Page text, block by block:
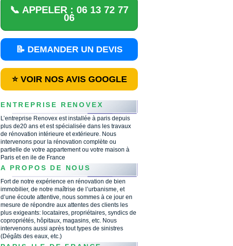
📞 APPELER : 06 13 72 77
06
📝 DEMANDER UN DEVIS
⭐ VOIR NOS AVIS GOOGLE
ENTREPRISE RENOVEX
L’entreprise Renovex est installée à paris depuis
plus de20 ans et est spécialisée dans les travaux
de rénovation intérieure et extérieure. Nous
intervenons pour la rénovation complète ou
partielle de votre appartement ou votre maison à
Paris et en ile de France
A PROPOS DE NOUS
Fort de notre expérience en rénovation de bien
immobilier, de notre maîtrise de l’urbanisme, et
d’une écoute attentive, nous sommes à ce jour en
mesure de répondre aux attentes des clients les
plus exigeants: locataires, propriétaires, syndics de
copropriétés, hôpitaux, magasins, etc. Nous
intervenons aussi après tout types de sinistres
(Dégâts des eaux, etc.)